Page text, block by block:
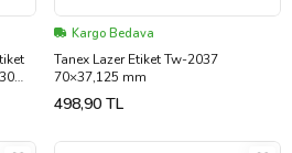
Kargo Bedava
Tanex Lazer Etiket Tw-2037
70×37,125 mm
498,90 TL